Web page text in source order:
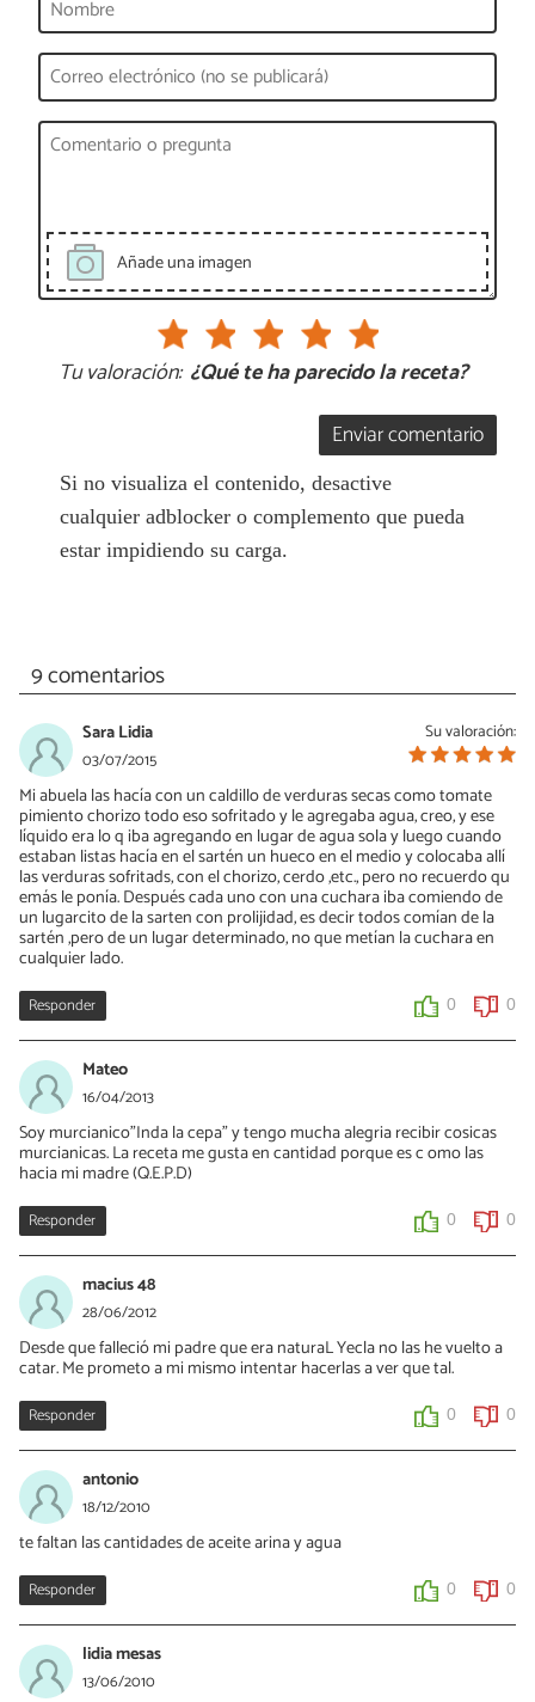
Añade una imagen
Tu valoración: ¿Qué te ha parecido la receta?
Enviar comentario
Si no visualiza el contenido, desactive
cualquier adblocker o complemento que pueda
estar impidiendo su carga.
9 comentarios
Su valoración:
Sara Lidia
03/07/2015
Mi abuela las hacía con un caldillo de verduras secas como tomate
pimiento chorizo todo eso sofritado y le agregaba agua, creo, y ese
líquido era lo q iba agregando en lugar de agua sola y luego cuando
estaban listas hacía en el sartén un hueco en el medio y colocaba allí
las verduras sofritads, con el chorizo, cerdo ,etc., pero no recuerdo qu
emás le ponía. Después cada uno con una cuchara iba comiendo de
un lugarcito de la sarten con prolijidad, es decir todos comían de la
sartén ,pero de un lugar determinado, no que metían la cuchara en
cualquier lado.
Responder 0 0
Mateo
16/04/2013
Soy murcianico"Inda la cepa" y tengo mucha alegria recibir cosicas
murcianicas. La receta me gusta en cantidad porque es c omo las
hacia mi madre (Q.E.P.D)
Responder 0 0
macius 48
28/06/2012
Desde que falleció mi padre que era naturaL Yecla no las he vuelto a
catar. Me prometo a mi mismo intentar hacerlas a ver que tal.
Responder 0 0
antonio
18/12/2010
te faltan las cantidades de aceite arina y agua
Responder 0 0
lidia mesas
13/06/2010